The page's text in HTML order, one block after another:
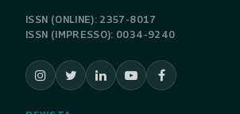
ISSN (ONLINE): 2357-8017
ISSN (IMPRESSO): 0034-9240